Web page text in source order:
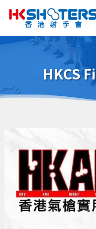
HKCS